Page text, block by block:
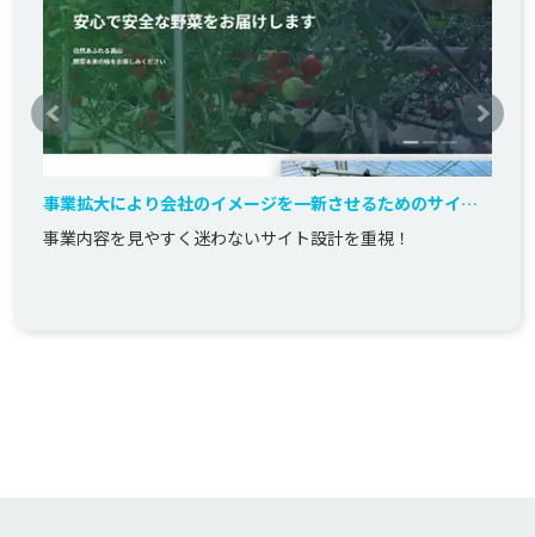
事業拡大により会社のイメージを一新させるためのサイト
制作
事業内容を見やすく迷わないサイト設計を重視！